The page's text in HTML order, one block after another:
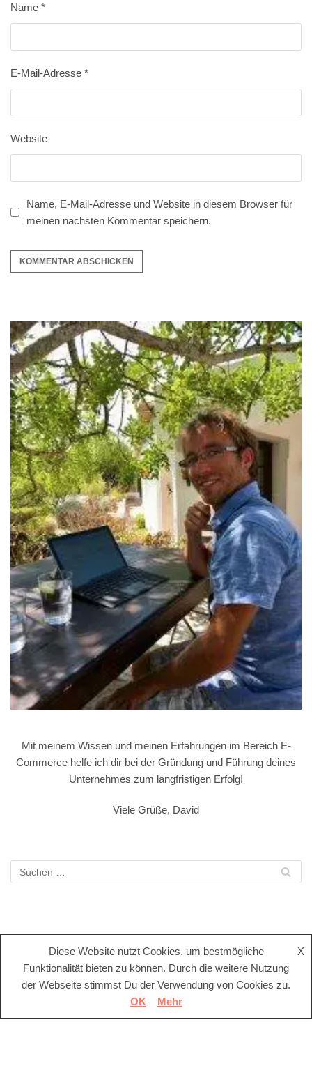
Name *
E-Mail-Adresse *
Website
Name, E-Mail-Adresse und Website in diesem Browser für
meinen nächsten Kommentar speichern.
Mit meinem Wissen und meinen Erfahrungen im Bereich E-
Commerce helfe ich dir bei der Gründung und Führung deines
Unternehmes zum langfristigen Erfolg!
Viele Grüße, David
Diese Website nutzt Cookies, um bestmögliche
Funktionalität bieten zu können. Durch die weitere Nutzung
der Webseite stimmst Du der Verwendung von Cookies zu.
X
OK Mehr